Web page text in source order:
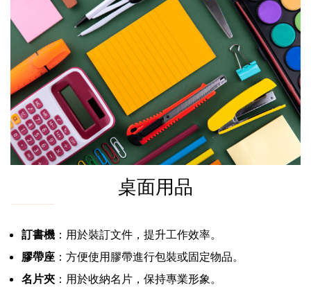
桌面用品
訂書機 ：用於裝訂文件，提升工作效率。
膠帶座 ：方便使用膠帶進行包裝或固定物品。
名片夾 ：用於收納名片，保持專業形象。